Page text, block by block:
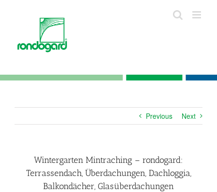
Previous Next
Wintergarten Mintraching – rondogard:
Terrassendach, Überdachungen, Dachloggia,
Balkondächer, Glasüberdachungen